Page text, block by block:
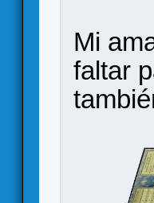
Mi
faltar